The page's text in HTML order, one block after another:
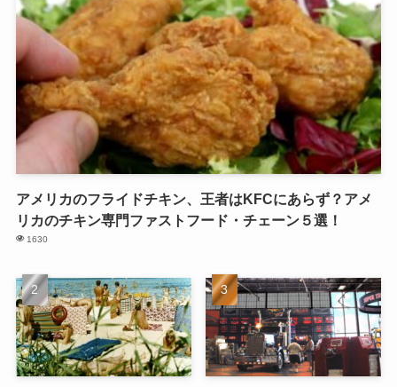
アメリカのフライドチキン、王者はKFCにあらず？アメ
リカのチキン専門ファストフード・チェーン５選！
1630